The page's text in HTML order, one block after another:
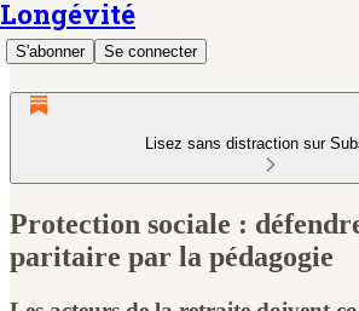
Longévité
S'abonner Se connecter
Lisez sans distraction sur
Protection sociale :
paritaire par la pédagogie